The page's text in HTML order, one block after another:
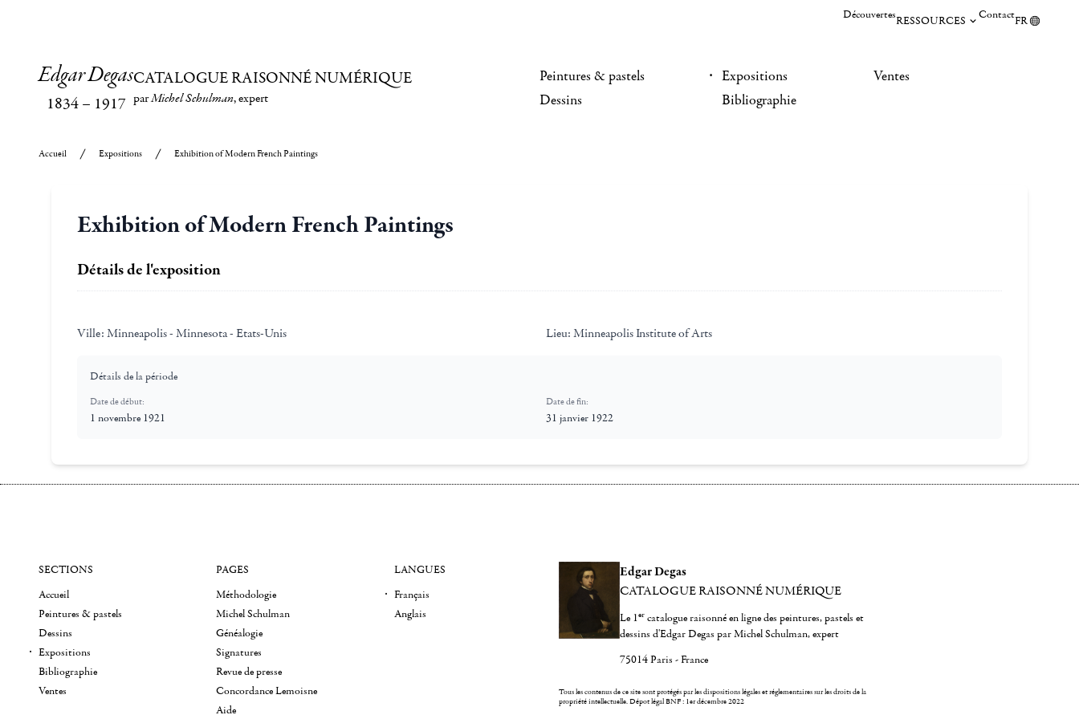
DécouvertesRESSOURCES ContactFR
Edgar Degas
1834– 1917
CATALOGUE RAISONNÉ NUMÉRIQUE
parMichel Schulman, expert
Peintures & pastels
Dessins
Expositions
Bibliographie
Ventes
Accueil Expositions Exhibition of Modern French Paintings
Exhibition of Modern French Paintings
Détails de l'exposition
Ville: Minneapolis - Minnesota - Etats-Unis Lieu: Minneapolis Institute of Arts
Détails de la période
Date de début:
1 novembre 1921
Date de fin:
31 janvier 1922
Edgar Degas
CATALOGUE RAISONNÉ NUMÉRIQUE
Le 1er catalogue raisonné en ligne des peintures, pastels et
dessins d'Edgar Degas par Michel Schulman, expert
75014 Paris - France
Tous les contenus de ce site sont protégés par les dispositions légales et réglementaires sur les droits de la
propriété intellectuelle.Dépot légal BNF : 1er décembre 2022
SECTIONS
Accueil
Peintures & pastels
Dessins
Expositions
Bibliographie
Ventes
PAGES
Méthodologie
Michel Schulman
Généalogie
Signatures
Revue de presse
Concordance Lemoisne
Aide
LANGUES
Français
Anglais